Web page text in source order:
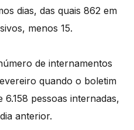
dias, das quais 862 em
menos 15.
de internamentos
quando o boletim
pessoas internadas,
anterior.